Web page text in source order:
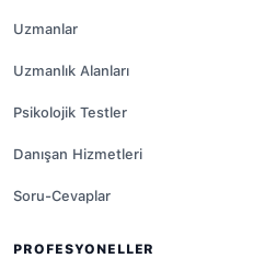
Uzmanlar
Uzmanlık Alanları
Psikolojik Testler
Danışan Hizmetleri
Soru-Cevaplar
PROFESYONELLER